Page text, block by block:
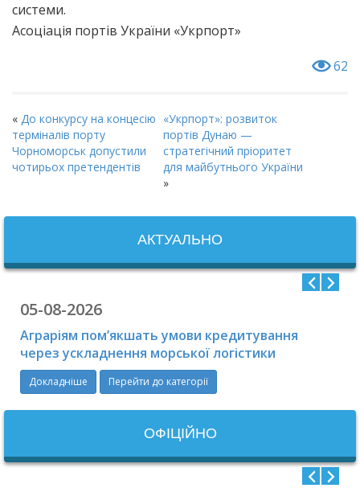
системи.
Асоціація портів України «Укрпорт»
62
« До конкурсу на концесію
терміналів порту
Чорноморськ допустили
чотирьох претендентів
«Укрпорт»: розвиток
портів Дунаю —
стратегічний пріоритет
для майбутнього України
»
АКТУАЛЬНО
05-08-2026
Аграріям пом’якшать умови кредитування
через ускладнення морської логістики
Докладніше Перейти до категорії
ОФIЦIЙНО